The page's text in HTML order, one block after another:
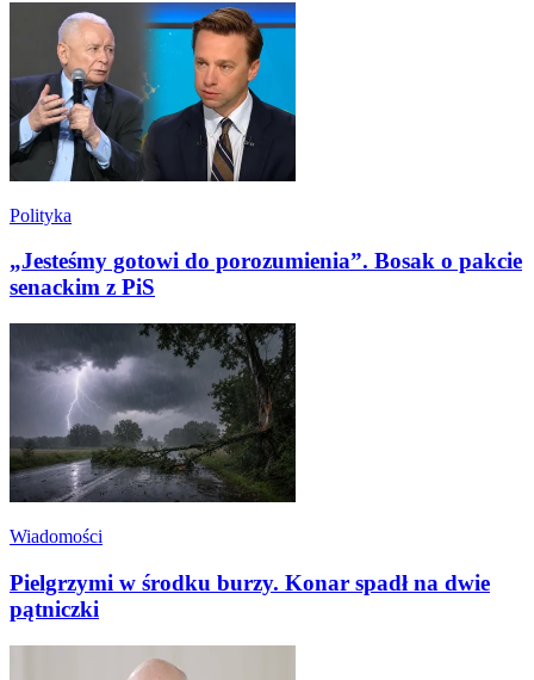
Polityka
„Jesteśmy gotowi do porozumienia”. Bosak o pakcie
senackim z PiS
Wiadomości
Pielgrzymi w środku burzy. Konar spadł na dwie
pątniczki